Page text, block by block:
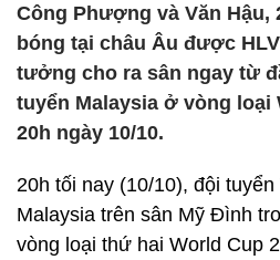
Công Phượng và Văn Hậu,
bóng tại châu Âu được
tưởng cho ra sân ngay từ
tuyển Malaysia ở vòng loại
20h ngày 10/10.
20h tối nay (10/10), đội
Malaysia trên sân Mỹ Đình
vòng loại thứ hai World Cup